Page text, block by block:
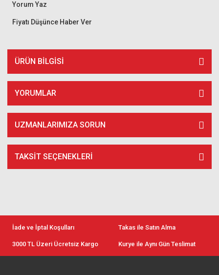
Yorum Yaz
Fiyatı Düşünce Haber Ver
ÜRÜN BILGISI
YORUMLAR
UZMANLARIMIZA SORUN
TAKSIT SEÇENEKLERI
İade ve İptal Koşulları Takas ile Satın Alma
3000 TL Üzeri Ücretsiz Kargo Kurye ile Aynı Gün Teslimat